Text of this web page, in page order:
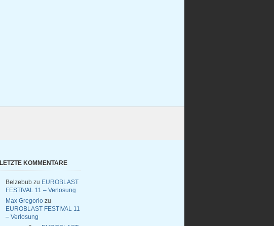
LETZTE KOMMENTARE
Belzebub zu EUROBLAST
FESTIVAL 11 – Verlosung
Max Gregorio zu
EUROBLAST FESTIVAL 11
– Verlosung